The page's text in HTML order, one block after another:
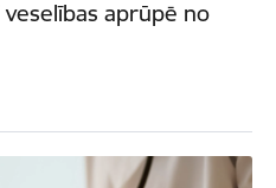
aprūpē no